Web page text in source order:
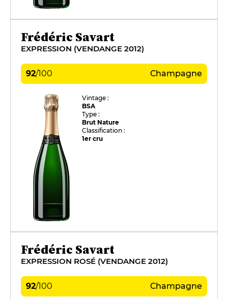
Frédéric Savart
EXPRESSION (VENDANGE 2012)
92/100 Champagne
Vintage :
BSA
Type :
Brut Nature
Classification :
1er cru
Frédéric Savart
EXPRESSION ROSÉ (VENDANGE 2012)
92/100 Champagne